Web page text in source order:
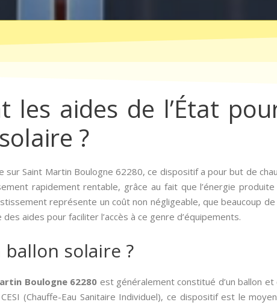
les aides de l’État
?
sur Saint Martin Boulogne 62280, ce dispositif a pour but de
rapidement rentable, grâce au fait que l’énergie
représente un coût non négligeable, que beaucoup
aides pour faciliter l’accès à ce genre d’équipements.
ballon solaire ?
Boulogne 62280 est généralement constitué d’un ballon
(Chauffe-Eau Sanitaire Individuel), ce dispositif est le